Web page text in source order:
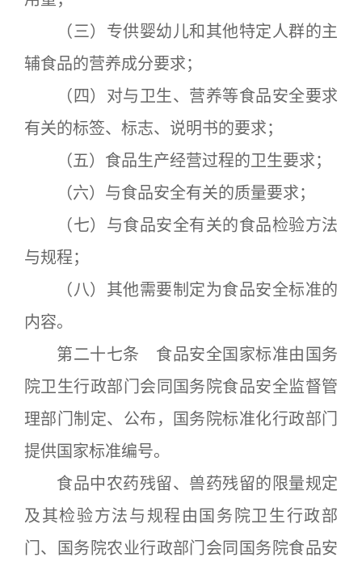
（三）专供婴幼儿和其他特定人群的主
辅食品的营养成分要求；
（四）对与卫生、营养等食品安全要求
有关的标签、标志、说明书的要求；
（五）食品生产经营过程的卫生要求；
（六）与食品安全有关的质量要求；
（七）与食品安全有关的食品检验方法
与规程；
（八）其他需要制定为食品安全标准的
内容。
第二十七条 食品安全国家标准由国务
院卫生行政部门会同国务院食品安全监督管
理部门制定、公布，国务院标准化行政部门
提供国家标准编号。
食品中农药残留、兽药残留的限量规定
及其检验方法与规程由国务院卫生行政部
门、国务院农业行政部门会同国务院食品安